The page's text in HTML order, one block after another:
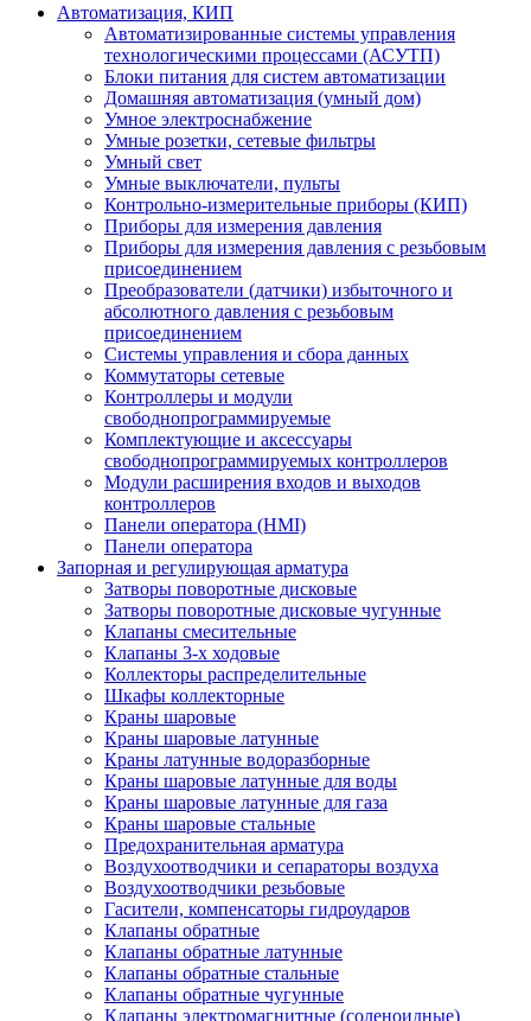
Автоматизация, КИП
Автоматизированные системы управления
технологическими процессами (АСУТП)
Блоки питания для систем автоматизации
Домашняя автоматизация (умный дом)
Умное электроснабжение
Умные розетки, сетевые фильтры
Умный свет
Умные выключатели, пульты
Контрольно-измерительные приборы (КИП)
Приборы для измерения давления
Приборы для измерения давления с резьбовым
присоединением
Преобразователи (датчики) избыточного и
абсолютного давления с резьбовым
присоединением
Системы управления и сбора данных
Коммутаторы сетевые
Контроллеры и модули
свободнопрограммируемые
Комплектующие и аксессуары
свободнопрограммируемых контроллеров
Модули расширения входов и выходов
контроллеров
Панели оператора (HMI)
Панели оператора
Запорная и регулирующая арматура
Затворы поворотные дисковые
Затворы поворотные дисковые чугунные
Клапаны смесительные
Клапаны 3-х ходовые
Коллекторы распределительные
Шкафы коллекторные
Краны шаровые
Краны шаровые латунные
Краны латунные водоразборные
Краны шаровые латунные для воды
Краны шаровые латунные для газа
Краны шаровые стальные
Предохранительная арматура
Воздухоотводчики и сепараторы воздуха
Воздухоотводчики резьбовые
Гасители, компенсаторы гидроударов
Клапаны обратные
Клапаны обратные латунные
Клапаны обратные стальные
Клапаны обратные чугунные
Клапаны электромагнитные (соленоидные)